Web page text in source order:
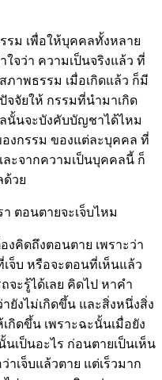
รม เพื่อให้บุคคลทั้งหลาย
จว่า ความเป็นจริงแล้ว ที่
ภาพธรรม เมื่อเกิดแล้ว ก็มี
จจัยให้ กรรมที่นำมาเกิด
นั้นจะบังคับบัญชาได้ไหม
องกรรม ของแต่ละบุคคล ที่
ะจากความเป็นบุคคลนี้ ก็
ด้วย
ตอนตายจะเจ็บไหม
งคิดถึงตอนตาย เพราะว่า
เจ็บ หรือจะตอนที่เห็นแล้ว
จะรู้ได้เลย คิดไป หาคำ
ยังไม่เกิดขึ้น และสิ่งหนึ่งสิ่ง
กิดขึ้น เพราะฉะนั้นเมื่อยัง
เป็นอะไร ก่อนตายเป็นเห็น
าเจ็บแล้วตาย แต่เร็วมาก